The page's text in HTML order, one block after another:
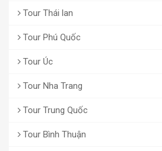
Tour Thái lan
Tour Phú Quốc
Tour Úc
Tour Nha Trang
Tour Trung Quốc
Tour Bình Thuận